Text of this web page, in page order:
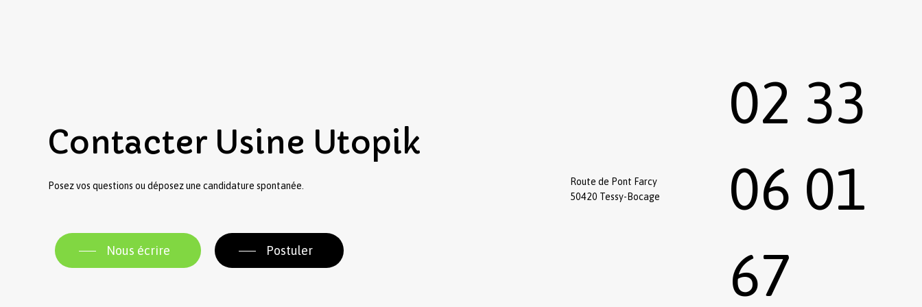
Contacter Usine Utopik
Posez vos questions ou déposez une candidature spontanée.
Nous écrire Postuler
Route de Pont Farcy
50420 Tessy-Bocage
02 33
06 01
67